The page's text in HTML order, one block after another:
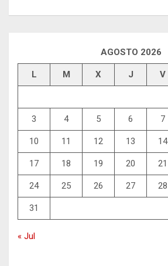
AGOSTO 2026
L M X J V
3 4 5 6 7
10 11 12 13 14
17 18 19 20 21
24 25 26 27 28
31
« Jul